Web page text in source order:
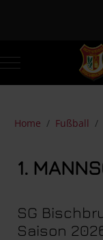
Mobile Menu Toggle
Home Fußball
1.
SG
Saison